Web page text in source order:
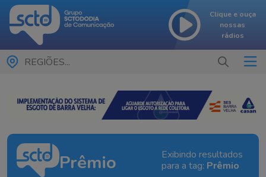
Clique e ouça
nossas
rádios
REGIÕES...
Prêmio
Exibindo resultados
para a tag: Prêmio